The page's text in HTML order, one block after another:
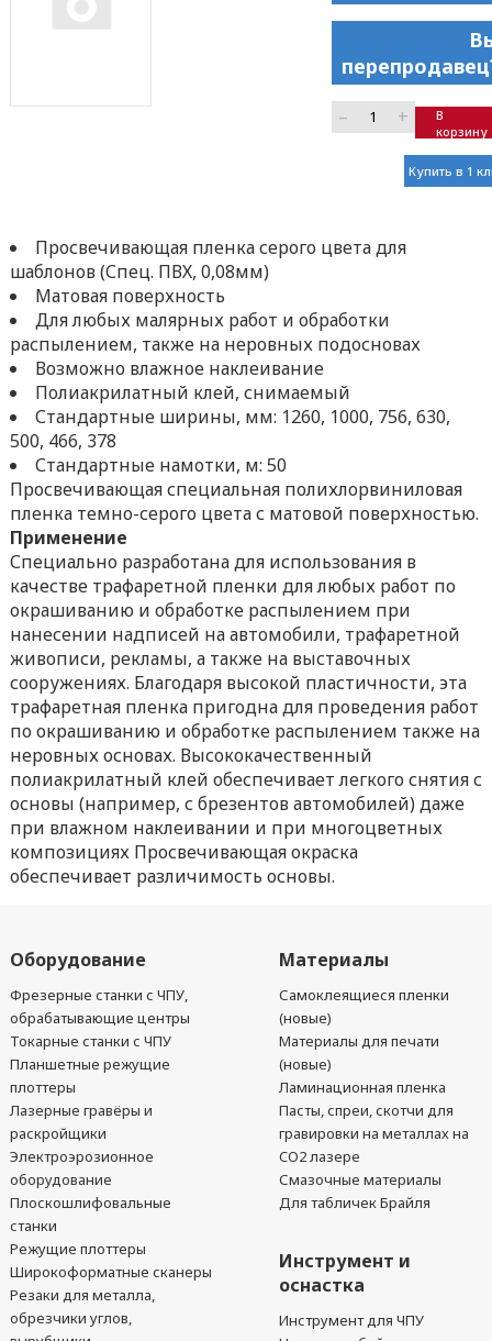
– +
В
корзину
Купить в 1
Просвечивающая пленка серого цвета для
шаблонов (Спец. ПВХ, 0,08мм)
Матовая поверхность
Для любых малярных работ и обработки
распылением, также на неровных подосновах
Возможно влажное наклеивание
Полиакрилатный клей, снимаемый
Стандартные ширины, мм: 1260, 1000, 756, 630,
500, 466, 378
Стандартные намотки, м: 50
Просвечивающая специальная полихлорвиниловая
пленка темно-серого цвета с матовой поверхностью.
Применение
Специально разработана для использования в
качестве трафаретной пленки для любых работ по
окрашиванию и обработке распылением при
нанесении надписей на автомобили, трафаретной
живописи, рекламы, а также на выставочных
сооружениях. Благодаря высокой пластичности, эта
трафаретная пленка пригодна для проведения работ
по окрашиванию и обработке распылением также на
неровных основах. Высококачественный
полиакрилатный клей обеспечивает легкого снятия с
основы (например, с брезентов автомобилей) даже
при влажном наклеивании и при многоцветных
композициях Просвечивающая окраска
обеспечивает различимость основы.
Оборудование
Фрезерные станки с ЧПУ,
обрабатывающие центры
Токарные станки с ЧПУ
Планшетные режущие
плоттеры
Лазерные гравёры и
раскройщики
Электроэрозионное
оборудование
Плоскошлифовальные
станки
Режущие плоттеры
Широкоформатные сканеры
Резаки для металла,
обрезчики углов,
Материалы
Самоклеящиеся пленки
(новые)
Материалы для печати
(новые)
Ламинационная пленка
Пасты, спреи, скотчи для
гравировки на металлах на
CO2 лазере
Смазочные материалы
Для табличек Брайля
Инструмент и
оснастка
Инструмент для ЧПУ